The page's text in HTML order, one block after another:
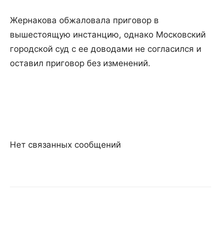
Жернакова обжаловала приговор в
вышестоящую инстанцию, однако Московский
городской суд с ее доводами не согласился и
оставил приговор без изменений.
Нет связанных сообщений